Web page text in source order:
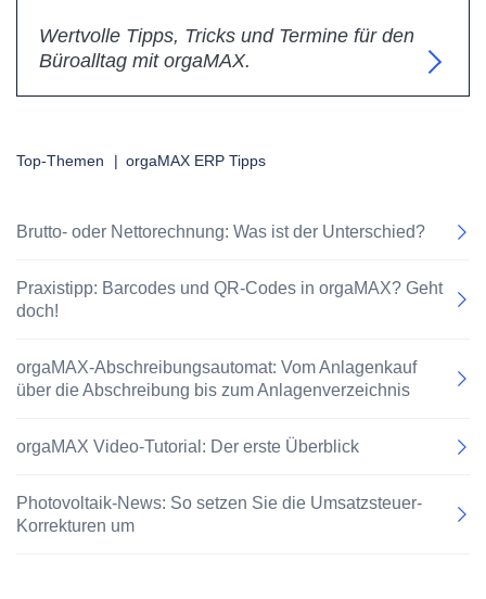
Wertvolle Tipps, Tricks und Termine für den
Büroalltag mit orgaMAX.
Top-Themen | orgaMAX ERP Tipps
Brutto- oder Nettorechnung: Was ist der Unterschied?
Praxistipp: Barcodes und QR-Codes in orgaMAX? Geht
doch!
orgaMAX-Abschreibungsautomat: Vom Anlagenkauf
über die Abschreibung bis zum Anlagenverzeichnis
orgaMAX Video-Tutorial: Der erste Überblick
Photovoltaik-News: So setzen Sie die Umsatzsteuer-
Korrekturen um